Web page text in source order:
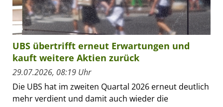
UBS übertrifft erneut Erwartungen und
kauft weitere Aktien zurück
29.07.2026, 08:19 Uhr
Die UBS hat im zweiten Quartal 2026 erneut deutlich
mehr verdient und damit auch wieder die